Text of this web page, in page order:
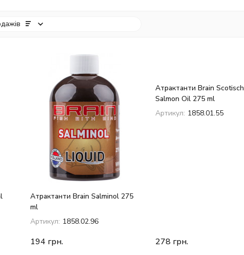
Атрактанти Brain Salminol 275
ml
Артикул: 1858.02.96
194 грн.
Атрактанти Brain Scotisch
Salmon Oil 275 ml
Артикул: 1858.01.55
278 грн.